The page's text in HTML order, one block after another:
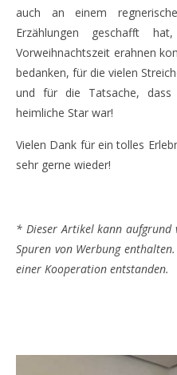
auch an einem
Erzählungen geschafft
Vorweihnachtszeit erahnen
bedanken, für die vielen
und für die Tatsache,
heimliche Star war!
Vielen Dank für ein tolles
sehr gerne wieder!
* Dieser Artikel kann aufgrund
Spuren von Werbung
einer Kooperation entstanden.